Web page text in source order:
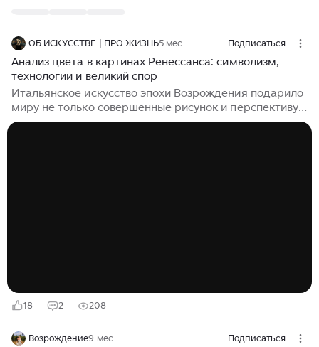
ОБ ИСКУССТВЕ | ПРО ЖИЗНЬ5 мес Подписаться
Анализ цвета в картинах Ренессанса: символизм,
технологии и великий спор
Итальянское искусство эпохи Возрождения подарило
миру не только совершенные рисунок и перспективу,
но и удивительно глубокое понимание цвета. Для
18 2 208
Возрождение9 мес Подписаться